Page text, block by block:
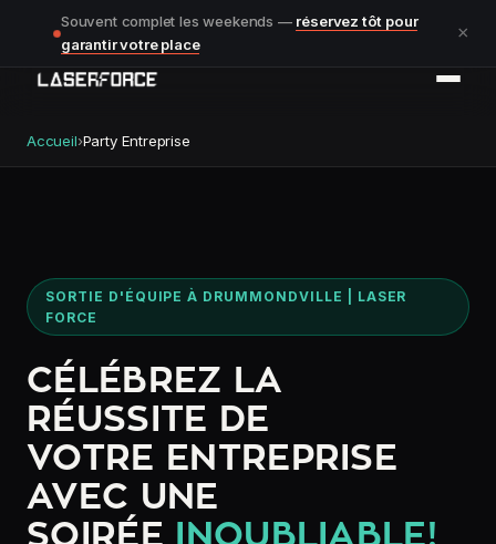
Souvent complet les weekends — réservez tôt pour
garantir votre place
×
Accueil›Party Entreprise
SORTIE D'ÉQUIPE À DRUMMONDVILLE | LASER
FORCE
CÉLÉBREZ LA
RÉUSSITE DE
VOTRE ENTREPRISE
AVEC UNE
SOIRÉE
INOUBLIABLE!